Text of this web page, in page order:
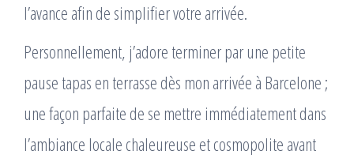
l’avance afin de simplifier votre arrivée.
Personnellement, j’adore terminer par une petite
pause tapas en terrasse dès mon arrivée à Barcelone ;
une façon parfaite de se mettre immédiatement dans
l’ambiance locale chaleureuse et cosmopolite avant